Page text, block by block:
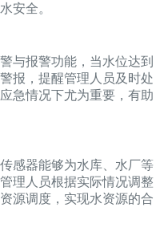
安全。
与报警功能，当水位达到
报，提醒管理人员及时处
急情况下尤为重要，有助
感器能够为水库、水厂等
理人员根据实际情况调整
源调度，实现水资源的合